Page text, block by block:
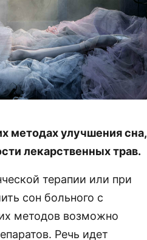
методах улучшения сна,
лекарственных трав.
терапии или при
сон больного с
методов возможно
Речь идет